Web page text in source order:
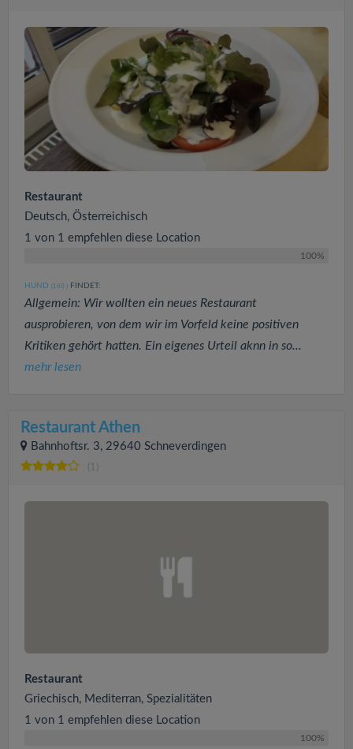
Restaurant
Deutsch, Österreichisch
1 von 1 empfehlen diese Location
100%
HUND (160 ) FINDET:
Allgemein: Wir wollten ein neues Restaurant
ausprobieren, von dem wir im Vorfeld keine positiven
Kritiken gehört hatten. Ein eigenes Urteil aknn in so...
mehr lesen
Restaurant Athen
Bahnhoftsr. 3, 29640 Schneverdingen
Restaurant
Griechisch, Mediterran, Spezialitäten
1 von 1 empfehlen diese Location
100%